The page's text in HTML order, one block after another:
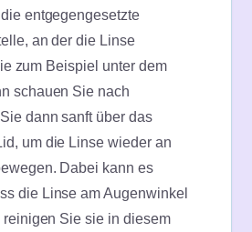
entgegengesetzte
an der die Linse
zum Beispiel unter dem
schauen Sie nach
dann sanft über das
um die Linse wieder an
Dabei kann es
die Linse am Augenwinkel
reinigen Sie sie in diesem